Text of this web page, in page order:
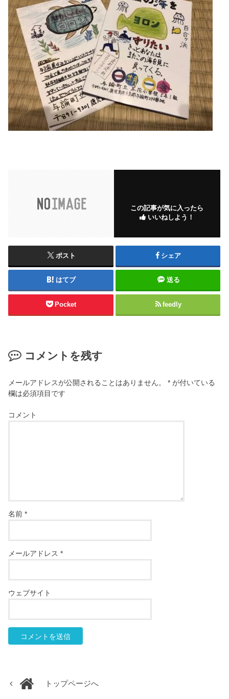
この記事が気に入ったら
いいねしよう！
ポスト シェア
はてブ 送る
Pocket feedly
コメントを残す
メールアドレスが公開されることはありません。 * が付いている
欄は必須項目です
コメント
名前*
メールアドレス*
ウェブサイト
トップページへ